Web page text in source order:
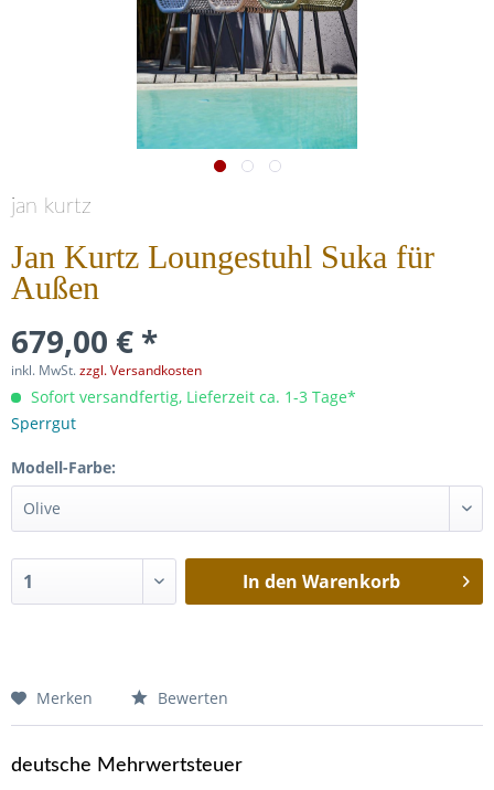
jan kurtz
Jan Kurtz Loungestuhl Suka für
Außen
679,00 € *
inkl. MwSt.zzgl. Versandkosten
Sofort versandfertig, Lieferzeit ca. 1-3 Tage*
Sperrgut
Modell-Farbe:
In den Warenkorb
Merken Bewerten
deutsche Mehrwertsteuer